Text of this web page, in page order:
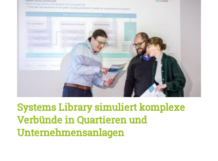
Systems Library simuliert komplexe
Verbünde in Quartieren und
Unternehmensanlagen